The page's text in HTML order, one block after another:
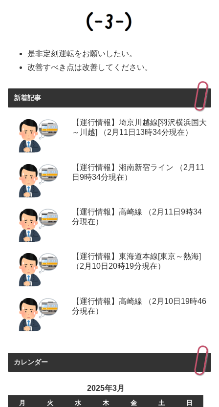
是非定刻運転をお願いしたい。
改善すべき点は改善してください。
新着記事
【運行情報】埼京川越線[羽沢横浜国大
～川越] （2月11日13時34分現在）
【運行情報】湘南新宿ライン （2月11
日9時34分現在）
【運行情報】高崎線 （2月11日9時34
分現在）
【運行情報】東海道本線[東京～熱海]
（2月10日20時19分現在）
【運行情報】高崎線 （2月10日19時46
分現在）
カレンダー
2025年3月
月 火 水 木 金 土
日